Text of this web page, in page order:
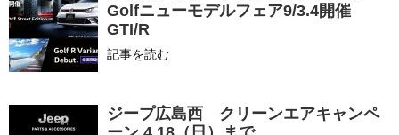
Golfニューモデルフェア9/3.4開催
GTI/R
記事を読む
ジープ広島西 クリーンエアキャンペ